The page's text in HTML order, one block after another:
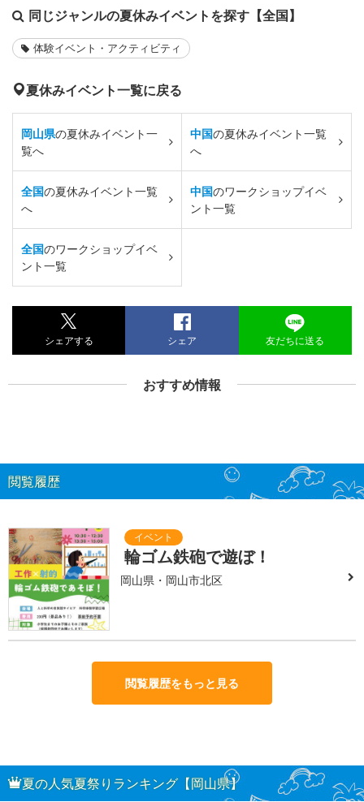
同じジャンルの夏休みイベントを探す【全国】
体験イベント・アクティビティ
夏休みイベント一覧に戻る
岡山県の夏休みイベント一
覧へ
中国の夏休みイベント一覧
へ
全国の夏休みイベント一覧
へ
中国のワークショップイベ
ント一覧
全国のワークショップイベ
ント一覧
シェアする シェア 友だちに送る
おすすめ情報
閲覧履歴
輪ゴム鉄砲で遊ぼ！
岡山県・岡山市北区
閲覧履歴をもっと見る
夏の人気夏祭りランキング【岡山県】